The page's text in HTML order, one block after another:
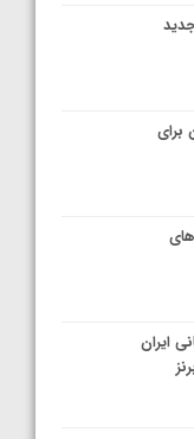
برای
ایران